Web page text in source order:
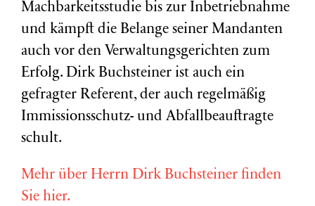
Machbarkeitsstudie bis zur Inbetriebnahme
und kämpft die Belange seiner Mandanten
auch vor den Verwaltungsgerichten zum
Erfolg. Dirk Buchsteiner ist auch ein
gefragter Referent, der auch regelmäßig
Immissionsschutz- und Abfallbeauftragte
schult.
Mehr über Herrn Dirk Buchsteiner finden
Sie hier.